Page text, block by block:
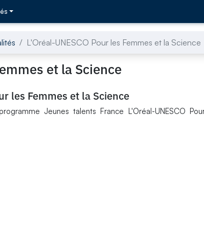
L'Oréal-UNESCO Pour les Femmes et la Science
et la Science
les Femmes et la Science
Jeunes talents France L'Oréal-UNESCO